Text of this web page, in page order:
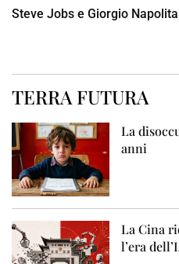
Steve Jobs e Giorgio
TERRA FUTURA
La
anni
La Cina
l’era